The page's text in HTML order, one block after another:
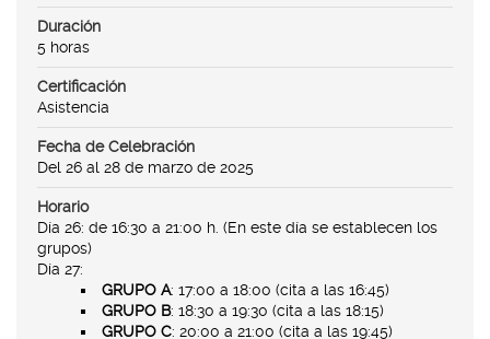
Duración
5 horas
Certificación
Asistencia
Fecha de Celebración
Del 26 al 28 de marzo de 2025
Horario
Día 26: de 16:30 a 21:00 h. (En este día se establecen los
grupos)
Día 27:
GRUPO A: 17:00 a 18:00 (cita a las 16:45)
GRUPO B: 18:30 a 19:30 (cita a las 18:15)
GRUPO C: 20:00 a 21:00 (cita a las 19:45)